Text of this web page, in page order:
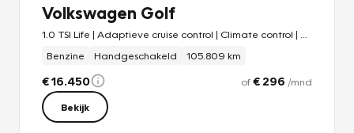
Volkswagen Golf
Benzine
Handgeschakeld 105.809 km
€ 16.450 of€ 296 /mnd
Bekijk